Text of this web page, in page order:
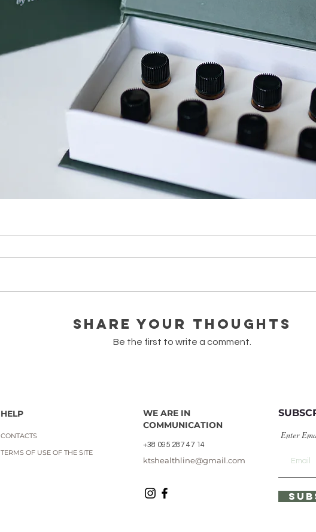
Share Your Thoughts
Be the first to write a comment.
HELP
CONTACTS
TERMS OF USE OF THE SITE
WE ARE IN
COMMUNICATION
+38 095 287 47 14
ktshealthline@gmail.com
Enter